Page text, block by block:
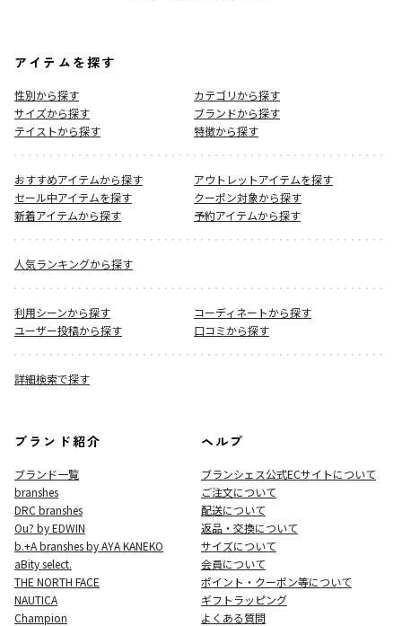
アイテムを探す
性別から探す
カテゴリから探す
サイズから探す
ブランドから探す
テイストから探す
特徴から探す
おすすめアイテムから探す
アウトレットアイテムを探す
セール中アイテムを探す
クーポン対象から探す
新着アイテムから探す
予約アイテムから探す
人気ランキングから探す
利用シーンから探す
コーディネートから探す
ユーザー投稿から探す
口コミから探す
詳細検索で探す
ブランド紹介
ブランド一覧
branshes
DRC branshes
Ou? by EDWIN
b.+A branshes by AYA KANEKO
aBity select.
THE NORTH FACE
NAUTICA
Champion
ヘルプ
ブランシェス公式ECサイトについて
ご注文について
配送について
返品・交換について
サイズについて
会員について
ポイント・クーポン等について
ギフトラッピング
よくある質問